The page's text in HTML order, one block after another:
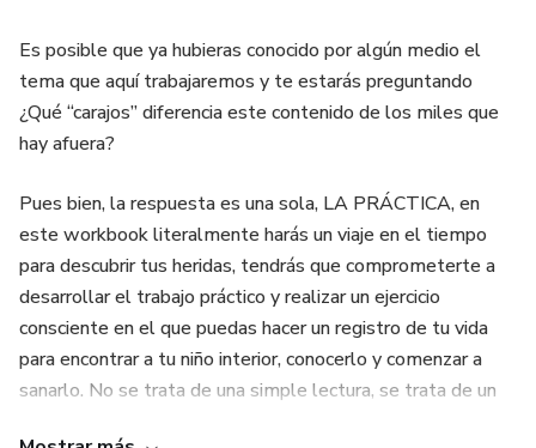
Es posible que ya hubieras conocido por algún medio el
tema que aquí trabajaremos y te estarás preguntando
¿Qué “carajos” diferencia este contenido de los miles que
hay afuera?
Pues bien, la respuesta es una sola, LA PRÁCTICA, en
este workbook literalmente harás un viaje en el tiempo
para descubrir tus heridas, tendrás que comprometerte a
desarrollar el trabajo práctico y realizar un ejercicio
consciente en el que puedas hacer un registro de tu vida
para encontrar a tu niño interior, conocerlo y comenzar a
sanarlo. No se trata de una simple lectura, se trata de un